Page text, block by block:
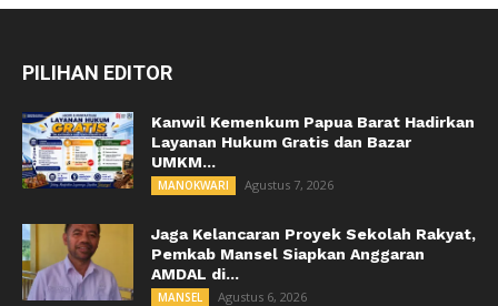
PILIHAN EDITOR
Kanwil Kemenkum Papua Barat Hadirkan
Layanan Hukum Gratis dan Bazar
UMKM...
MANOKWARI Agustus 7, 2026
Jaga Kelancaran Proyek Sekolah Rakyat,
Pemkab Mansel Siapkan Anggaran
AMDAL di...
MANSEL Agustus 6, 2026